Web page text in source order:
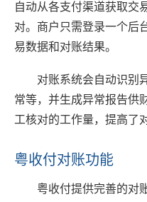
自动从各支付渠道获取交
对。商户只需登录一个后
易数据和对账结果。
对账系统会自动识别
常等，并生成异常报告供
工核对的工作量，提高了
粤收付对账功能
粤收付提供完善的对